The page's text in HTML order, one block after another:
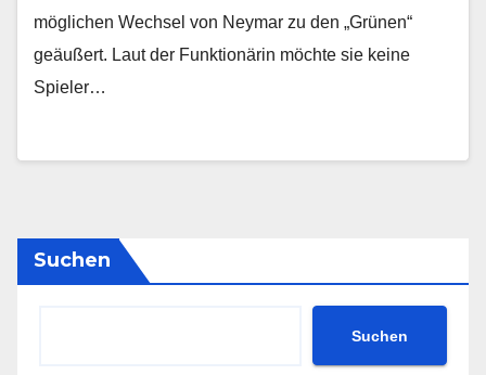
möglichen Wechsel von Neymar zu den „Grünen“
geäußert. Laut der Funktionärin möchte sie keine
Spieler…
Suchen
Suchen